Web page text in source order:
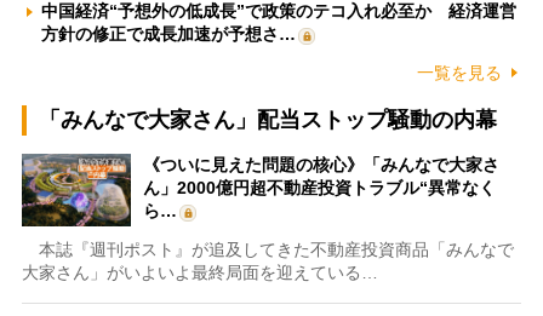
中国経済“予想外の低成長”で政策のテコ入れ必至か 経済運営
方針の修正で成長加速が予想さ…
一覧を見る
「みんなで大家さん」配当ストップ騒動の内幕
《ついに見えた問題の核心》「みんなで大家さ
ん」2000億円超不動産投資トラブル“異常なく
ら…
本誌『週刊ポスト』が追及してきた不動産投資商品「みんなで
大家さん」がいよいよ最終局面を迎えている…